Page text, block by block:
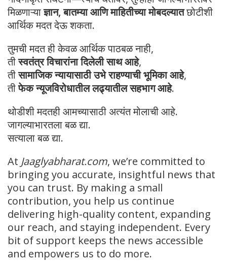
मिळणाऱ्याज्ञान, बातम्या आणि माहितीच्या मोबदल्यातछोटीशी
आर्थिक मदत देऊ शकता.
तुमची मदत ही केवळ आर्थिक पाठबळ नाही,
तीस्वतंत्र विचारांना दिलेली साथ आहे,
तीसामाजिक न्यायासाठी उभे राहण्याची भूमिका आहे,
तीफेक न्यूजविरोधातील लढ्यातील सहभाग आहे.
थोडीशी मदतही आमच्यासाठी अत्यंत मोलाची आहे.
जागल्याभारतला बळ द्या.
सत्याला बळ द्या.
At Jaaglyabharat.com, we’re committed to
bringing you accurate, insightful news that
you can trust. By making a small
contribution, you help us continue
delivering high-quality content, expanding
our reach, and staying independent. Every
bit of support keeps the news accessible
and empowers us to do more.